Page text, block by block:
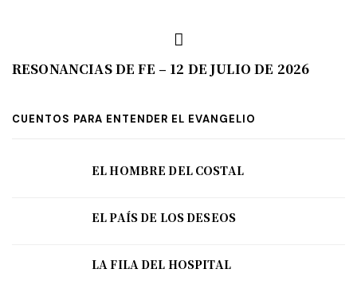
RESONANCIAS DE FE – 12 DE JULIO DE 2026
CUENTOS PARA ENTENDER EL EVANGELIO
EL HOMBRE DEL COSTAL
EL PAÍS DE LOS DESEOS
LA FILA DEL HOSPITAL